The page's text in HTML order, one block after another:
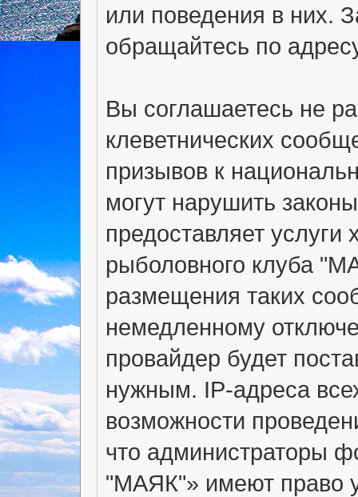
или поведения в них.
обращайтесь по
Вы соглашаетесь не
клеветнических
призывов к
могут нарушить
предоставляет
рыболовного клуба
размещения таких
немедленному
провайдер будет
нужным. IP-адреса
возможности
что администраторы
"МАЯК"» имеют право